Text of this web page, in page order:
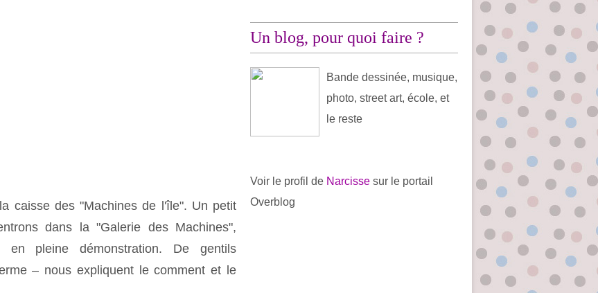
caisse des "Machines de l'île". Un petit
dans la "Galerie des Machines",
en pleine démonstration. De gentils
– nous expliquent le comment et le
Un blog, pour quoi faire ?
Bande dessinée, musique,
photo, street art, école, et
le reste
Voir le profil de Narcisse sur le portail
Overblog